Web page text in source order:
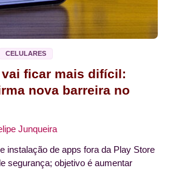
CELULARES
vai ficar mais difícil:
nova barreira no
Junqueira
instalação de apps fora da Play Store
segurança; objetivo é aumentar